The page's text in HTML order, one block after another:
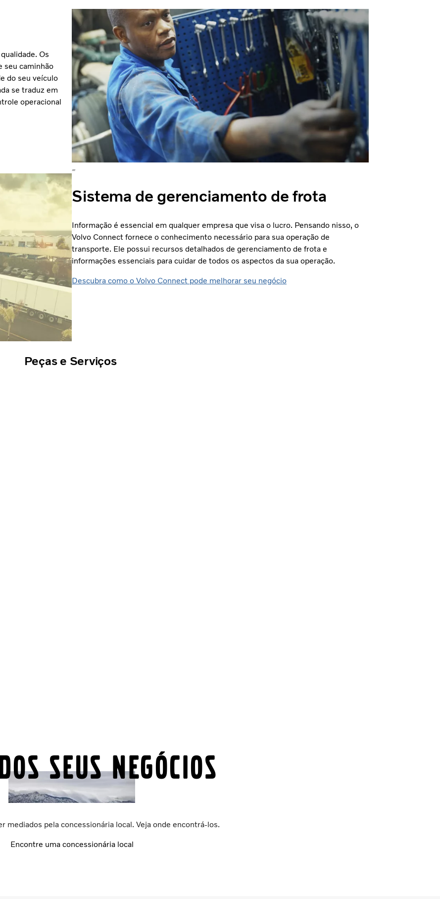
Os
seu caminhão
do seu veículo
se traduz em
operacional
=
Sistema de gerenciamento de frota
Informação é essencial em qualquer empresa que visa o lucro. Pensando nisso, o
Volvo Connect fornece o conhecimento necessário para sua operação de
transporte. Ele possui recursos detalhados de gerenciamento de frota e
informações essenciais para cuidar de todos os aspectos da sua operação.
Descubra como o Volvo Connect pode melhorar seu negócio
Peças e Serviços
SEUS NEGÓCIOS
mediados pela concessionária local. Veja onde encontrá-los.
Encontre uma concessionária local